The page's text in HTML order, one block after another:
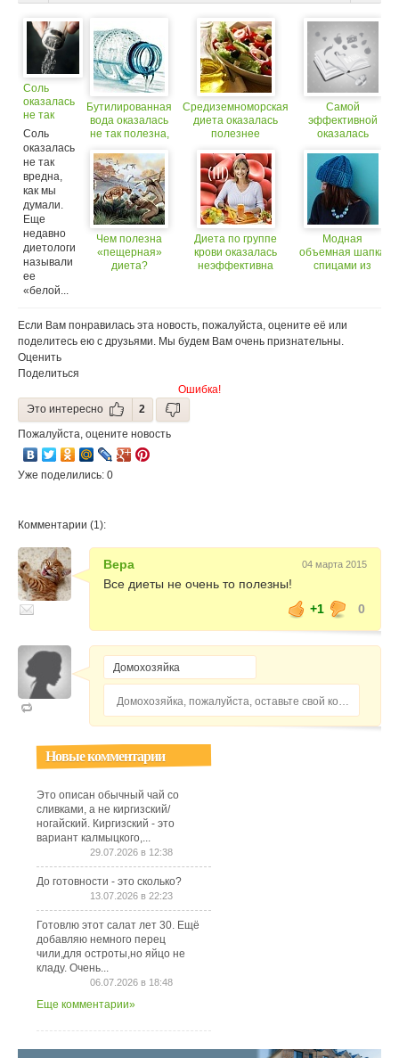
Соль
оказалась
не так
вредна,
думали
Соль
оказалась
не так
вредна,
как мы
думали.
Еще
недавно
диетологи
называли
ее
«белой...
Бутилированная
вода оказалась
не так полезна,
Чем полезна
«пещерная»
диета?
Средиземноморская
диета оказалась
полезнее
Диета по группе
крови оказалась
неэффективна
Самой
эффективной
оказалась
диета
Модная
объемная шапка
спицами из
Если Вам понравилась эта новость, пожалуйста, оцените её или
поделитесь ею с друзьями. Мы будем Вам очень признательны.
Оценить
Поделиться
Ошибка!
Это интересно
2
Пожалуйста, оцените новость
Уже поделились: 0
Комментарии (1):
Вера 04 марта 2015
Все диеты не очень то полезны!
+1
0
Домохозяйка, пожалуйста, оставьте свой комментарий...
Новые комментарии
Это описан обычный чай со
сливками, а не киргизский/
ногайский. Киргизский - это
вариант калмыцкого,...
29.07.2026 в 12:38
До готовности - это сколько?
13.07.2026 в 22:23
Готовлю этот салат лет 30. Ещё
добавляю немного перец
чили,для остроты,но яйцо не
кладу. Очень...
06.07.2026 в 18:48
Еще комментарии»